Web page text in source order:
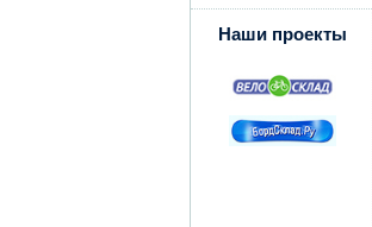
Наши проекты